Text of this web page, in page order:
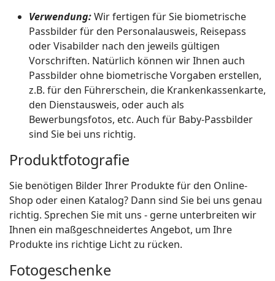
Verwendung:Wir fertigen für Sie biometrische
Passbilder für den Personalausweis, Reisepass
oder Visabilder nach den jeweils gültigen
Vorschriften. Natürlich können wir Ihnen auch
Passbilder ohne biometrische Vorgaben erstellen,
z.B. für den Führerschein, die Krankenkassenkarte,
den Dienstausweis, oder auch als
Bewerbungsfotos, etc. Auch für Baby-Passbilder
sind Sie bei uns richtig.
Produktfotografie
Sie benötigen Bilder Ihrer Produkte für den Online-
Shop oder einen Katalog? Dann sind Sie bei uns genau
richtig. Sprechen Sie mit uns - gerne unterbreiten wir
Ihnen ein maßgeschneidertes Angebot, um Ihre
Produkte ins richtige Licht zu rücken.
Fotogeschenke